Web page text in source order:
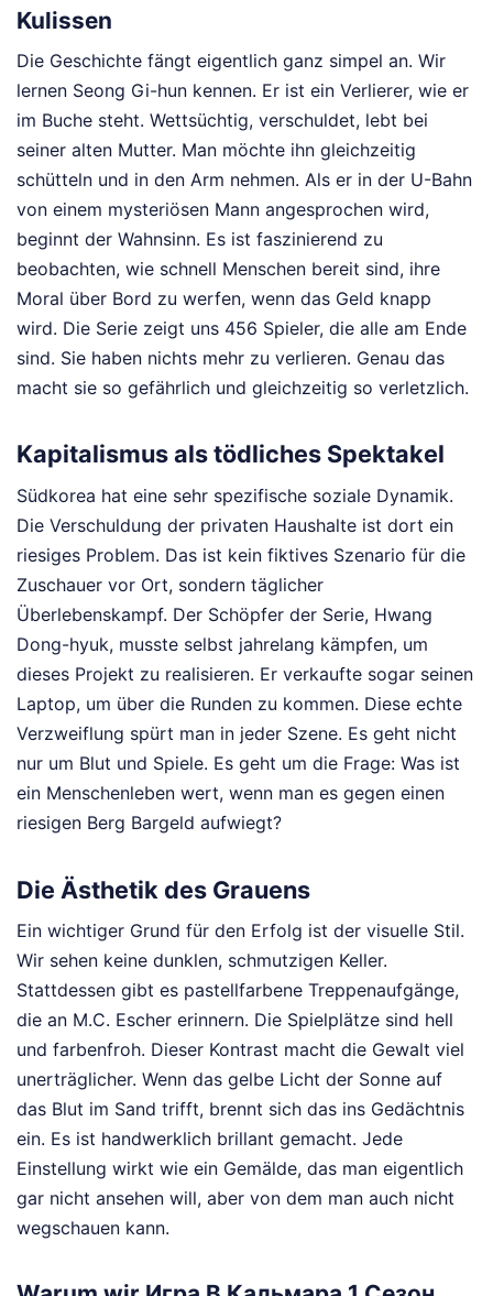
Kulissen
Die Geschichte fängt eigentlich ganz simpel an. Wir
lernen Seong Gi-hun kennen. Er ist ein Verlierer, wie er
im Buche steht. Wettsüchtig, verschuldet, lebt bei
seiner alten Mutter. Man möchte ihn gleichzeitig
schütteln und in den Arm nehmen. Als er in der U-Bahn
von einem mysteriösen Mann angesprochen wird,
beginnt der Wahnsinn. Es ist faszinierend zu
beobachten, wie schnell Menschen bereit sind, ihre
Moral über Bord zu werfen, wenn das Geld knapp
wird. Die Serie zeigt uns 456 Spieler, die alle am Ende
sind. Sie haben nichts mehr zu verlieren. Genau das
macht sie so gefährlich und gleichzeitig so verletzlich.
Kapitalismus als tödliches Spektakel
Südkorea hat eine sehr spezifische soziale Dynamik.
Die Verschuldung der privaten Haushalte ist dort ein
riesiges Problem. Das ist kein fiktives Szenario für die
Zuschauer vor Ort, sondern täglicher
Überlebenskampf. Der Schöpfer der Serie, Hwang
Dong-hyuk, musste selbst jahrelang kämpfen, um
dieses Projekt zu realisieren. Er verkaufte sogar seinen
Laptop, um über die Runden zu kommen. Diese echte
Verzweiflung spürt man in jeder Szene. Es geht nicht
nur um Blut und Spiele. Es geht um die Frage: Was ist
ein Menschenleben wert, wenn man es gegen einen
riesigen Berg Bargeld aufwiegt?
Die Ästhetik des Grauens
Ein wichtiger Grund für den Erfolg ist der visuelle Stil.
Wir sehen keine dunklen, schmutzigen Keller.
Stattdessen gibt es pastellfarbene Treppenaufgänge,
die an M.C. Escher erinnern. Die Spielplätze sind hell
und farbenfroh. Dieser Kontrast macht die Gewalt viel
unerträglicher. Wenn das gelbe Licht der Sonne auf
das Blut im Sand trifft, brennt sich das ins Gedächtnis
ein. Es ist handwerklich brillant gemacht. Jede
Einstellung wirkt wie ein Gemälde, das man eigentlich
gar nicht ansehen will, aber von dem man auch nicht
wegschauen kann.